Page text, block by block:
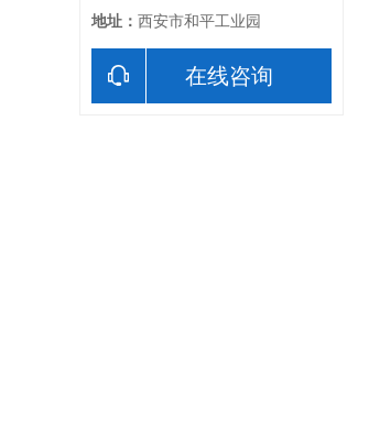
地址： 西安市和平工业园
在线咨询